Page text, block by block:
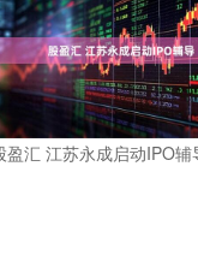
盈汇 江苏永成启动IPO辅